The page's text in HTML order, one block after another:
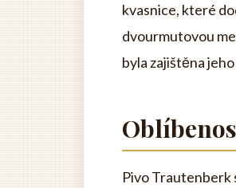
kvasnice, které
dvourmutovou
byla zajištěna
Pivo Trautenberk